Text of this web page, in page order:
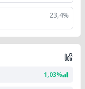
23,4%
1,03%